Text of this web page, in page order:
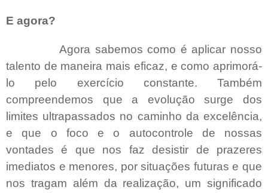
E agora?
Agora sabemos como é aplicar nosso
talento de maneira mais eficaz, e como aprimorá-
lo pelo exercício constante. Também
compreendemos que a evolução surge dos
limites ultrapassados no caminho da excelência,
e que o foco e o autocontrole de nossas
vontades é que nos faz desistir de prazeres
imediatos e menores, por situações futuras e que
nos tragam além da realização, um significado